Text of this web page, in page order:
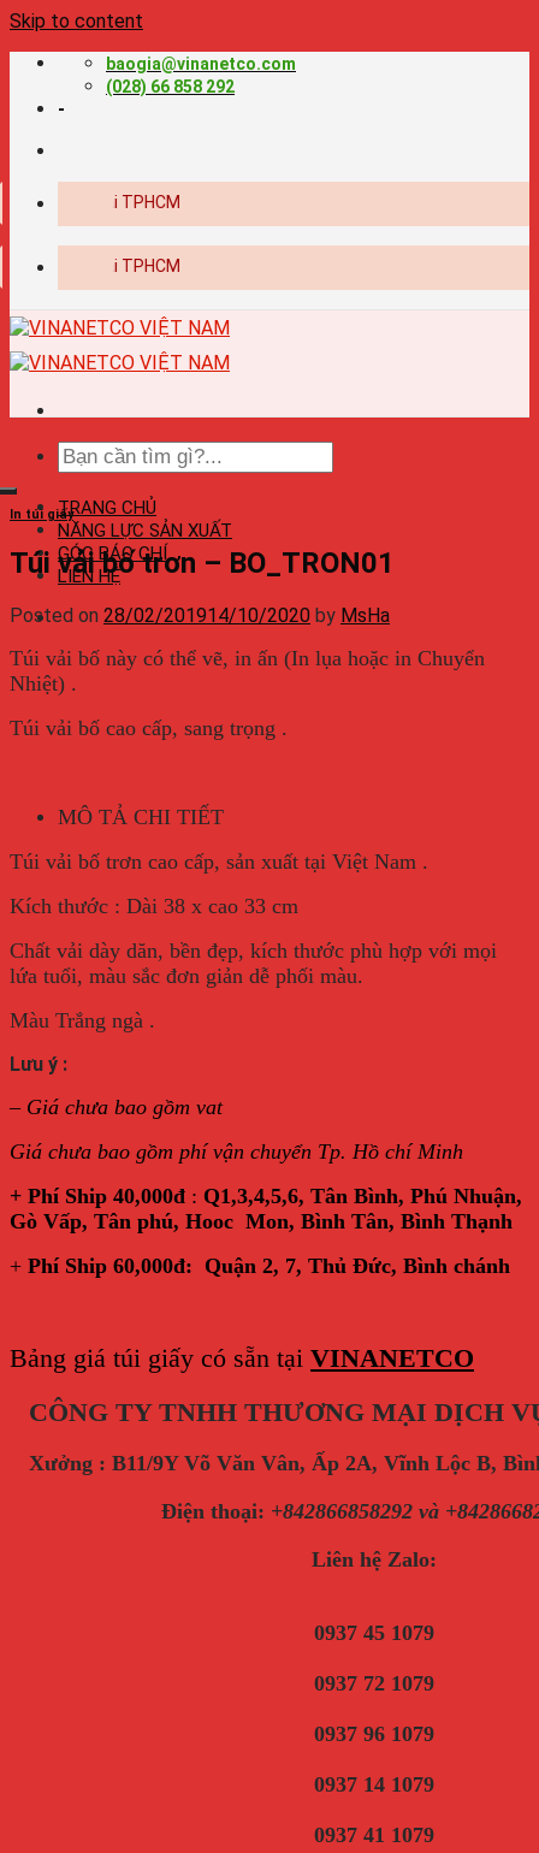
Skip to content
baogia@vinanetco.com
(028) 66 858 292
-
TRANG CHỦ
NĂNG LỰC SẢN XUẤT
GÓC BÁO CHÍ
LIÊN HỆ
In túi giấy
Túi vải bố trơn – BO_TRON01
Posted on 28/02/201914/10/2020 by MsHa
Túi vải bố này có thể vẽ, in ấn (In lụa hoặc in Chuyển
Nhiệt) .
Túi vải bố cao cấp, sang trọng .
MÔ TẢ CHI TIẾT
Túi vải bố trơn cao cấp, sản xuất tại Việt Nam .
Kích thước : Dài 38 x cao 33 cm
Chất vải dày dăn, bền đẹp, kích thước phù hợp với mọi
lứa tuổi, màu sắc đơn giản dễ phối màu.
Màu Trắng ngà .
Lưu ý :
– Giá chưa bao gồm vat
Giá chưa bao gồm phí vận chuyển Tp. Hồ chí Minh
+ Phí Ship 40,000đ : Q1,3,4,5,6, Tân Bình, Phú Nhuận,
Gò Vấp, Tân phú, Hooc Mon, Bình Tân, Bình Thạnh
+ Phí Ship 60,000đ: Quận 2, 7, Thủ Đức, Bình chánh
Bảng giá túi giấy có sẵn tại VINANETCO
CÔNG TY TNHH THƯƠNG MẠI DỊCH
Xưởng : B11/9Y Võ Văn Vân, Ấp 2A, Vĩnh Lộc B,
Điện thoại: +842866858292 và
Liên hệ Zalo:
0937 45 1079
0937 72 1079
0937 96 1079
0937 14 1079
0937 41 1079